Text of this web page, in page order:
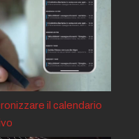
il calendario